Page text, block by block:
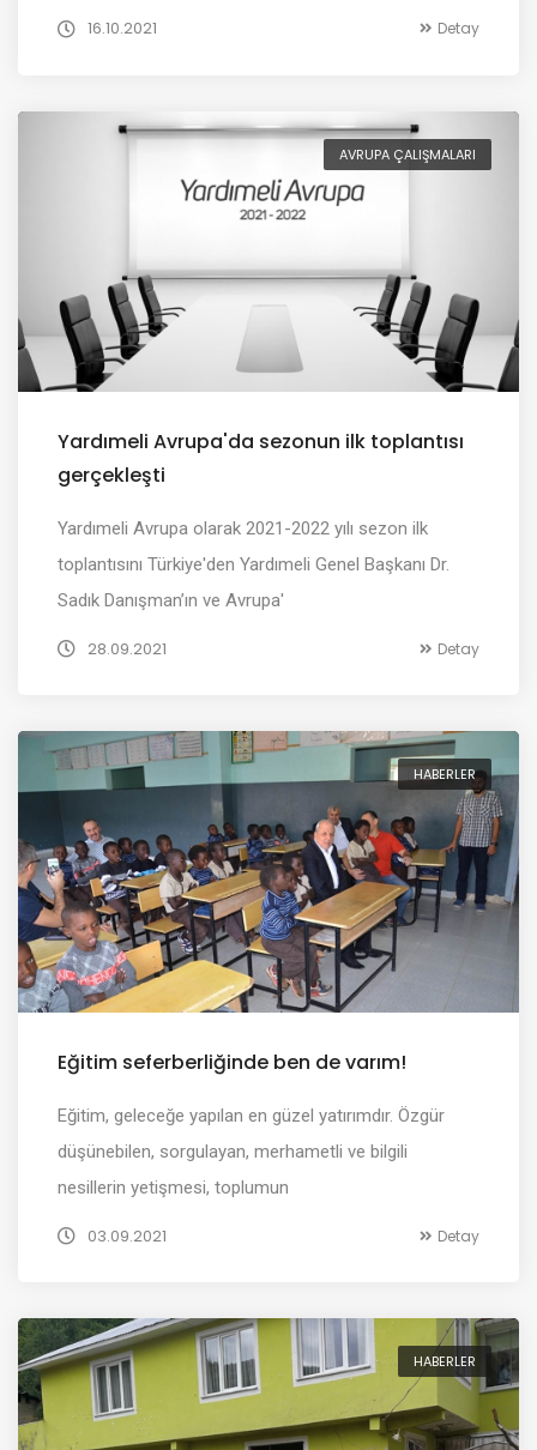
16.10.2021 Detay
AVRUPA ÇALIŞMALARI
Yardımeli Avrupa'da sezonun ilk toplantısı
gerçekleşti
Yardımeli Avrupa olarak 2021-2022 yılı sezon ilk
toplantısını Türkiye'den Yardımeli Genel Başkanı Dr.
Sadık Danışman’ın ve Avrupa'
28.09.2021 Detay
HABERLER
Eğitim seferberliğinde ben de varım!
Eğitim, geleceğe yapılan en güzel yatırımdır. Özgür
düşünebilen, sorgulayan, merhametli ve bilgili
nesillerin yetişmesi, toplumun
03.09.2021 Detay
HABERLER